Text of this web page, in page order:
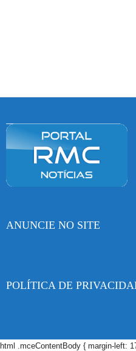
ANUNCIE NO SITE
POLÍTICA DE
html .mceContentBody { margin-left: